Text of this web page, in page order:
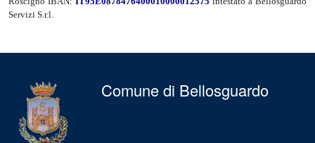
Servizi S.r.l.
Comune di Bellosguardo